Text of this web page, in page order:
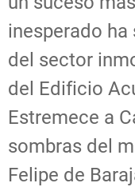
inesperado
del sector
del Edificio
Estremece a
sombras del
Felipe de